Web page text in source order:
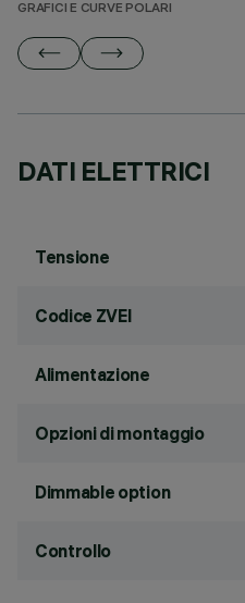
GRAFICI E CURVE POLARI
DATI ELETTRICI
Tensione
Codice ZVEI
Alimentazione
Opzioni di montaggio
Dimmable option
Controllo